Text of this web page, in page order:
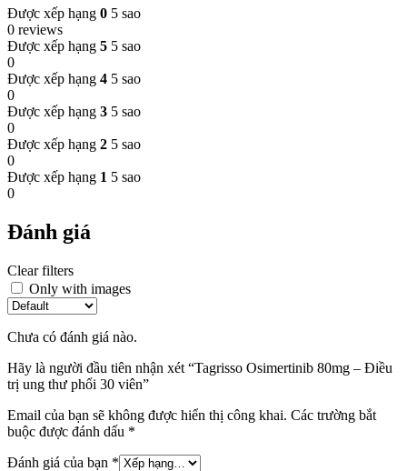
Được xếp hạng 0 5 sao
0 reviews
Được xếp hạng 5 5 sao
0
Được xếp hạng 4 5 sao
0
Được xếp hạng 3 5 sao
0
Được xếp hạng 2 5 sao
0
Được xếp hạng 1 5 sao
0
Đánh giá
Clear filters
Only with images
Chưa có đánh giá nào.
Hãy là người đầu tiên nhận xét “Tagrisso Osimertinib 80mg – Điều
trị ung thư phổi 30 viên”
Email của bạn sẽ không được hiển thị công khai. Các trường bắt
buộc được đánh dấu *
Đánh giá của bạn *